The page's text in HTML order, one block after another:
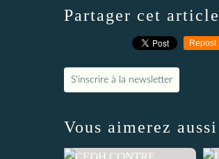
Partager cet article
Repost
S'inscrire à la newsletter
Vous aimerez